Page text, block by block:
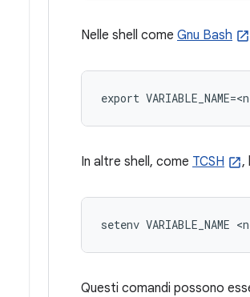
Nelle shell come Gnu Bash
export
In altre shell, come TCSH ,
setenv VARIABLE_NAME
Questi comandi possono